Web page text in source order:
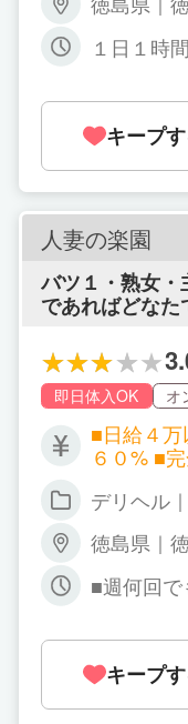
す★ サイトの給与上限設定にて 正確な
数字が表
す 月１０
せさせて
１日１時
間だけ
キープ
人妻の楽園
バツ１・熟女
であればどなた
即日体入OK オ
■日給４
６０% ■
デリヘル
徳島県｜
■週何回
キープ